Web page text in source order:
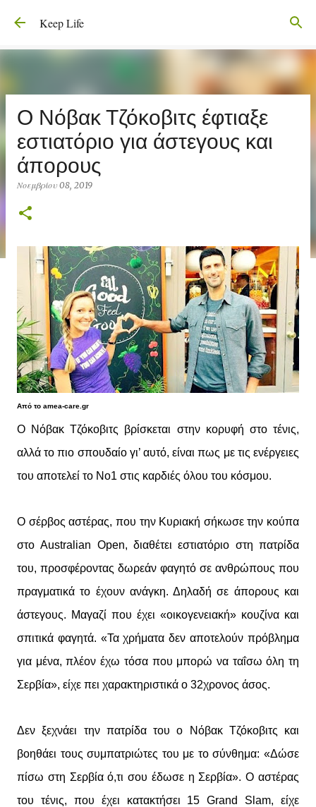
Μετάβαση στο κύριο περιεχόμενο
Keep Life
Ο Νόβακ Τζόκοβιτς έφτιαξε
εστιατόριο για άστεγους και
άπορους
Νοεμβρίου 08, 2019
Από το amea-care.gr
Ο Νόβακ Τζόκοβιτς βρίσκεται στην κορυφή στο τένις,
αλλά το πιο σπουδαίο γι’ αυτό, είναι πως με τις ενέργειες
του αποτελεί το Νο1 στις καρδιές όλου του κόσμου.
Ο σέρβος αστέρας, που την Κυριακή σήκωσε την κούπα
στο Australian Open, διαθέτει εστιατόριο στη πατρίδα
του, προσφέροντας δωρεάν φαγητό σε ανθρώπους που
πραγματικά το έχουν ανάγκη. Δηλαδή σε άπορους και
άστεγους. Μαγαζί που έχει «οικογενειακή» κουζίνα και
σπιτικά φαγητά. «Τα χρήματα δεν αποτελούν πρόβλημα
για μένα, πλέον έχω τόσα που μπορώ να ταΐσω όλη τη
Σερβία», είχε πει χαρακτηριστικά ο 32χρονος άσος.
Δεν ξεχνάει την πατρίδα του ο Νόβακ Τζόκοβιτς και
βοηθάει τους συμπατριώτες του με το σύνθημα: «Δώσε
πίσω στη Σερβία ό,τι σου έδωσε η Σερβία». Ο αστέρας
του τένις, που έχει κατακτήσει 15 Grand Slam, είχε